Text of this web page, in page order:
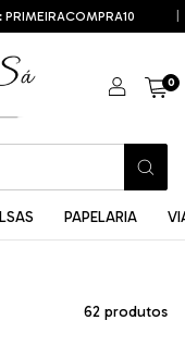
0
PAPELARIA
62 produtos